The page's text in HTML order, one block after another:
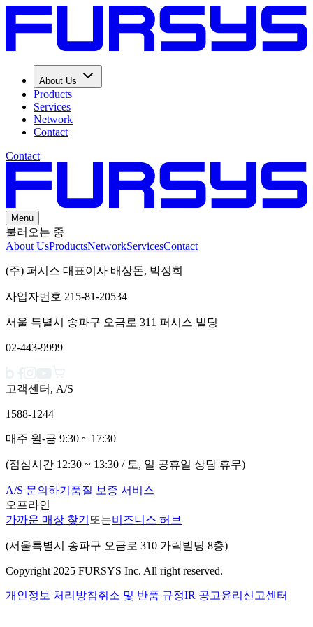
About Us
Products
Services
Network
Contact
Contact
Menu
불러오는 중
About UsProductsNetworkServicesContact
(주) 퍼시스 대표이사 배상돈, 박정희
사업자번호 215-81-20534
서울 특별시 송파구 오금로 311 퍼시스 빌딩
02-443-9999
고객센터, A/S
1588-1244
매주 월-금 9:30 ~ 17:30
(점심시간 12:30 ~ 13:30 / 토, 일 공휴일 상담 휴무)
A/S 문의하기 품질 보증 서비스
오프라인
가까운 매장 찾기 또는비즈니스 허브
(서울특별시 송파구 오금로 310 가락빌딩 8층)
Copyright 2025 FURSYS Inc. All right reserved.
개인정보 처리방침취소 및 반품 규정IR 공고윤리신고센터